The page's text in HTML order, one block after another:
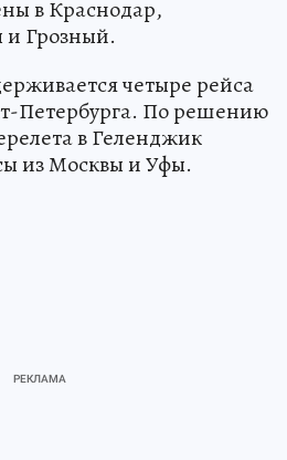
в Краснодар,
Грозный.
четыре рейса
Петербурга. По решению
в Геленджик
из Москвы и Уфы.